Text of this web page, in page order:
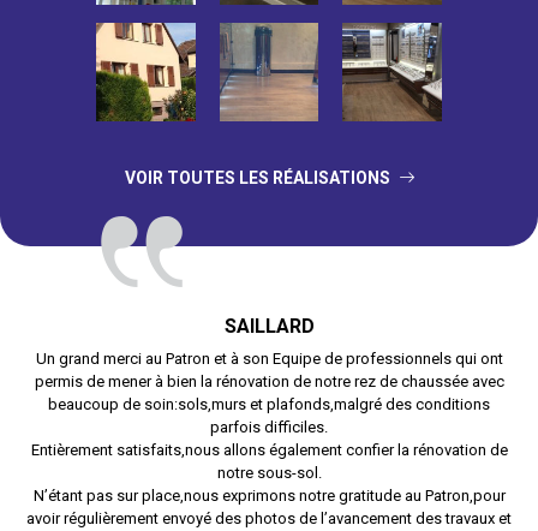
VOIR TOUTES LES RÉALISATIONS
SAILLARD
Un grand merci au Patron et à son Equipe de professionnels qui ont
permis de mener à bien la rénovation de notre rez de chaussée avec
beaucoup de soin:sols,murs et plafonds,malgré des conditions
parfois difficiles.
Entièrement satisfaits,nous allons également confier la rénovation de
notre sous-sol.
N’étant pas sur place,nous exprimons notre gratitude au Patron,pour
avoir régulièrement envoyé des photos de l’avancement des travaux et